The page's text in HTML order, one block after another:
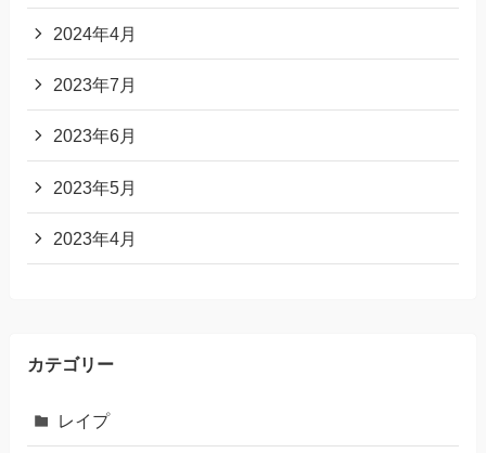
2024年4月
2023年7月
2023年6月
2023年5月
2023年4月
カテゴリー
レイプ